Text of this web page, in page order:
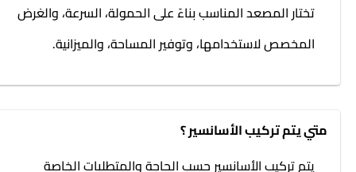
تختار المصعد المناسب بناءً على الحمولة، السرعة، والغرض
المخصص لاستخدامها، وتوفير المساحة، والميزانية.
متي يتم تركيب الأسانسير ؟
يتم تركيب الأسانسير حسب الحاجة والمتطلبات الخاصة